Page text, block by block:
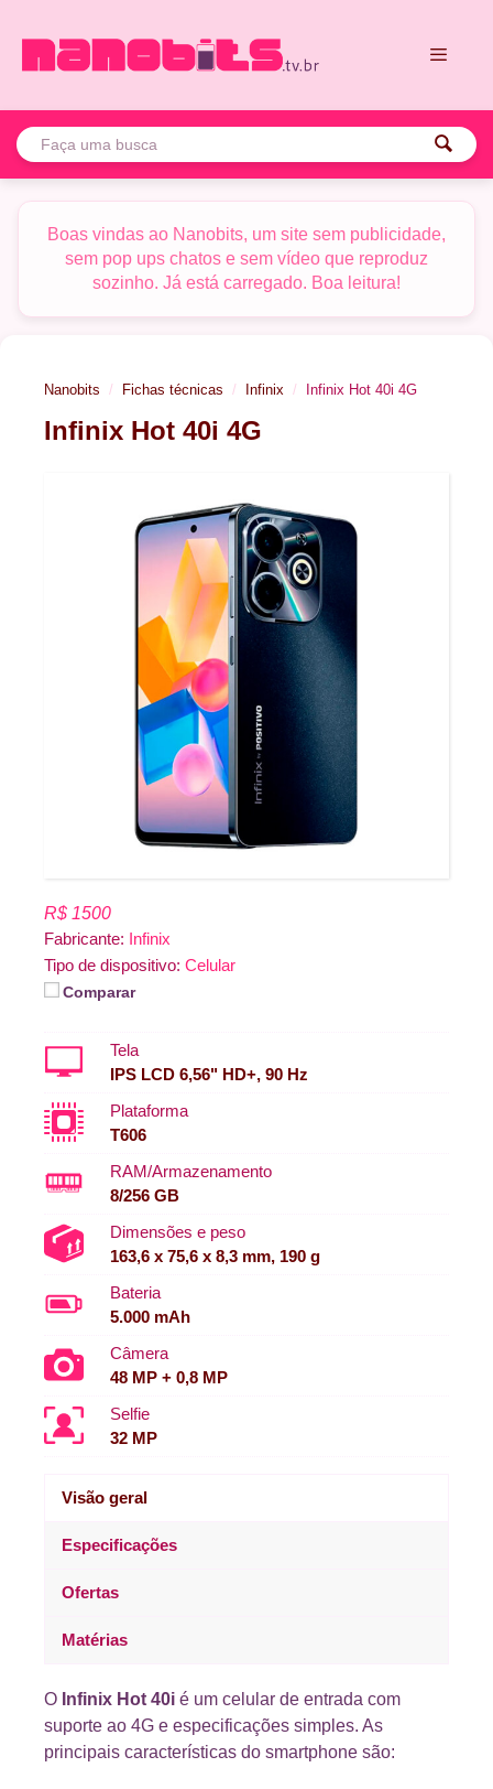
para
Boas vindas ao Nanobits, um site sem publicidade,
sem pop ups chatos e sem vídeo que reproduz
sozinho. Já está carregado. Boa leitura!
Nanobits Fichas técnicas Infinix Infinix Hot 40i 4G
Infinix Hot 40i 4G
R$ 1500
Fabricante: Infinix
Tipo de dispositivo: Celular
Comparar
Tela
IPS LCD 6,56" HD+, 90 Hz
Plataforma
T606
RAM/Armazenamento
8/256 GB
Dimensões e peso
163,6 x 75,6 x 8,3 mm, 190 g
Bateria
5.000 mAh
Câmera
48 MP + 0,8 MP
Selfie
32 MP
Visão geral
Especificações
Ofertas
Matérias
O Infinix Hot 40i é um celular de entrada com
suporte ao 4G e especificações simples. As
principais características do smartphone são: